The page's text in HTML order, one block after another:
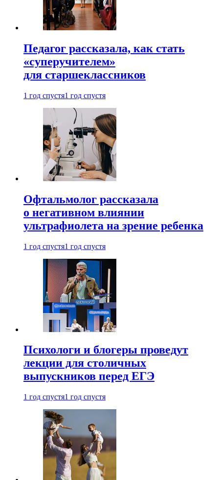
Педагог рассказала, как стать
«суперучителем»
для старшеклассников
1 год спустя1 год спустя
Офтальмолог рассказала
о негативном влиянии
ультрафиолета на зрение ребенка
1 год спустя1 год спустя
Психологи и блогеры проведут
лекции для столичных
выпускников перед ЕГЭ
1 год спустя1 год спустя